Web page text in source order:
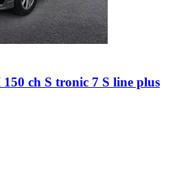
ch S tronic 7 S line plus